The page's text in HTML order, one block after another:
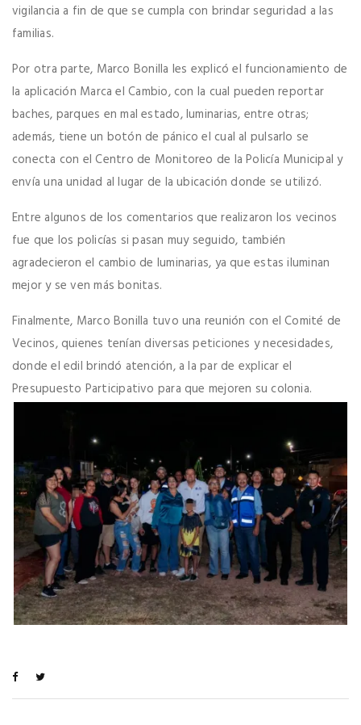
vigilancia a fin de que se cumpla con brindar seguridad a las
familias.
Por otra parte, Marco Bonilla les explicó el funcionamiento de
la aplicación Marca el Cambio, con la cual pueden reportar
baches, parques en mal estado, luminarias, entre otras;
además, tiene un botón de pánico el cual al pulsarlo se
conecta con el Centro de Monitoreo de la Policía Municipal y
envía una unidad al lugar de la ubicación donde se utilizó.
Entre algunos de los comentarios que realizaron los vecinos
fue que los policías si pasan muy seguido, también
agradecieron el cambio de luminarias, ya que estas iluminan
mejor y se ven más bonitas.
Finalmente, Marco Bonilla tuvo una reunión con el Comité de
Vecinos, quienes tenían diversas peticiones y necesidades,
donde el edil brindó atención, a la par de explicar el
Presupuesto Participativo para que mejoren su colonia.